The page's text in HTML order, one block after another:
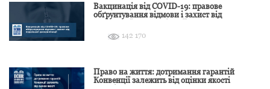
Вакцинація від COVID-19: правове
обґрунтування відмови і захист від
142 170
Право на життя: дотримання гарантій
Конвенції залежить від оцінки якості